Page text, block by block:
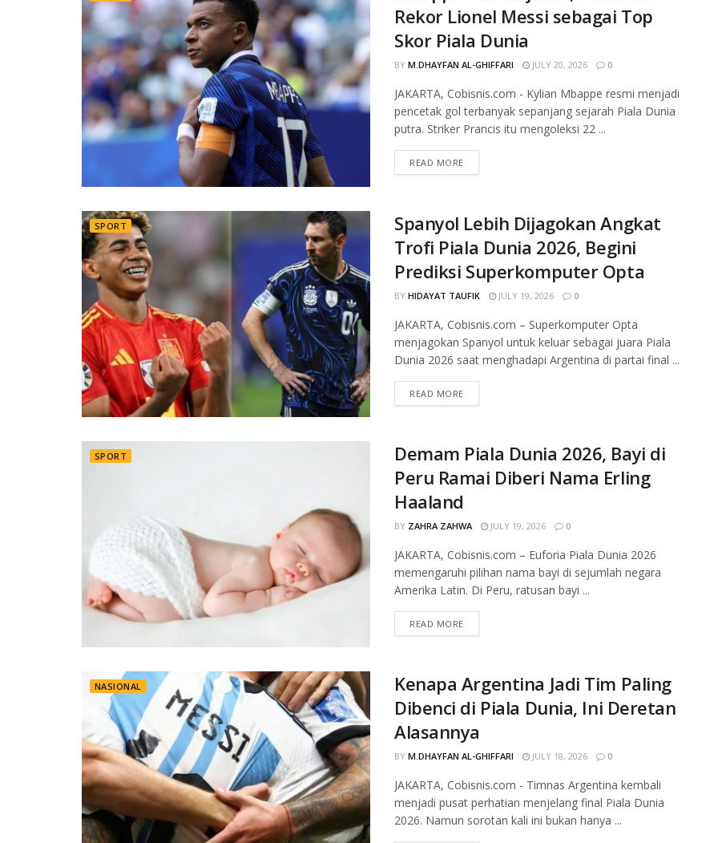
Rekor Lionel Messi sebagai Top
Skor Piala Dunia
BY M.DHAYFAN AL-GHIFFARI JULY 20, 2026 0
JAKARTA, Cobisnis.com - Kylian Mbappe resmi menjadi
pencetak gol terbanyak sepanjang sejarah Piala Dunia
putra. Striker Prancis itu mengoleksi 22 ...
READ MORE
SPORT
Spanyol Lebih Dijagokan Angkat
Trofi Piala Dunia 2026, Begini
Prediksi Superkomputer Opta
BY HIDAYAT TAUFIK JULY 19, 2026 0
JAKARTA, Cobisnis.com – Superkomputer Opta
menjagokan Spanyol untuk keluar sebagai juara Piala
Dunia 2026 saat menghadapi Argentina di partai final ...
READ MORE
SPORT
Demam Piala Dunia 2026, Bayi di
Peru Ramai Diberi Nama Erling
Haaland
BY ZAHRA ZAHWA JULY 19, 2026 0
JAKARTA, Cobisnis.com – Euforia Piala Dunia 2026
memengaruhi pilihan nama bayi di sejumlah negara
Amerika Latin. Di Peru, ratusan bayi ...
READ MORE
NASIONAL
Kenapa Argentina Jadi Tim Paling
Dibenci di Piala Dunia, Ini Deretan
Alasannya
BY M.DHAYFAN AL-GHIFFARI JULY 18, 2026 0
JAKARTA, Cobisnis.com - Timnas Argentina kembali
menjadi pusat perhatian menjelang final Piala Dunia
2026. Namun sorotan kali ini bukan hanya ...